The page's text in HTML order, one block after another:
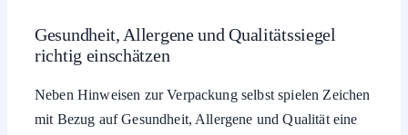
Gesundheit, Allergene und Qualitätssiegel
richtig einschätzen
Neben Hinweisen zur Verpackung selbst spielen Zeichen
mit Bezug auf Gesundheit, Allergene und Qualität eine